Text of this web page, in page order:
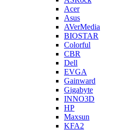
Acer
Asus
AVerMedia
BIOSTAR
Colorful
CBR
Dell
EVGA
Gainward
Gigabyte
INNO3D
HP
Maxsun
KFA2